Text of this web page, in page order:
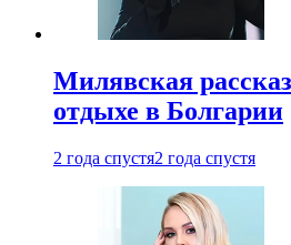
Милявская
отдыхе в Болгарии
2 года спустя2 года спустя